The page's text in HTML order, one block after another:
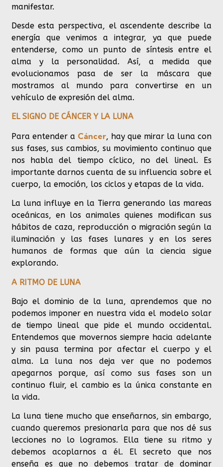
manifestar.
Desde esta perspectiva, el ascendente describe la
energía que venimos a integrar, ya que puede
entenderse, como un punto de síntesis entre el
alma y la personalidad. Así, a medida que
evolucionamos pasa de ser la máscara que
mostramos al mundo para convertirse en un
vehículo de expresión del alma.
EL SIGNO DE CÁNCER Y LA LUNA
Para entender a Cáncer, hay que mirar la luna con
sus fases, sus cambios, su movimiento continuo que
nos habla del tiempo cíclico, no del lineal. Es
importante darnos cuenta de su influencia sobre el
cuerpo, la emoción, los ciclos y etapas de la vida.
La luna influye en la Tierra generando las mareas
oceánicas, en los animales quienes modifican sus
hábitos de caza, reproducción o migración según la
iluminación y las fases lunares y en los seres
humanos de formas que aún la ciencia sigue
explorando.
A RITMO DE LUNA
Bajo el dominio de la luna, aprendemos que no
podemos imponer en nuestra vida el modelo solar
de tiempo lineal que pide el mundo occidental.
Entendemos que movernos siempre hacia adelante
y sin pausa termina por afectar el cuerpo y el
alma. La luna nos deja ver que no podemos
apegarnos porque, así como sus fases son un
continuo fluir, el cambio es la única constante en
la vida.
La luna tiene mucho que enseñarnos, sin embargo,
cuando queremos presionarla para que nos dé sus
lecciones no lo logramos. Ella tiene su ritmo y
debemos acoplarnos a él. El secreto que nos
enseña es que no debemos tratar de dominar